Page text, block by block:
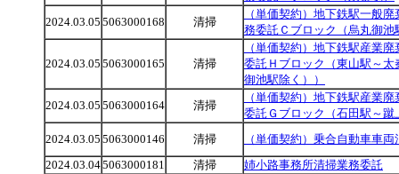
2024.03.05 5063000168 清掃
（単価契約）地下鉄駅一般
務委託Ｃブロック（烏丸御池
2024.03.05 5063000165 清掃
（単価契約）地下鉄駅産業
委託Ｈブロック（東山駅～太
御池駅除く））
2024.03.05 5063000164 清掃
（単価契約）地下鉄駅産業
委託Ｇブロック（石田駅～蹴
2024.03.05 5063000146 清掃
（単価契約）乗合自動車車
2024.03.045063000181 清掃
姉小路事務所清掃業務委託